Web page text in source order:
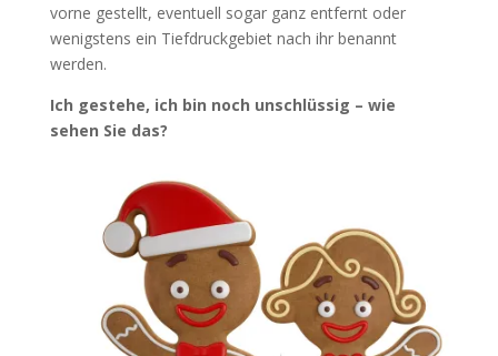
vorne gestellt, eventuell sogar ganz entfernt oder
wenigstens ein Tiefdruckgebiet nach ihr benannt
werden.
Ich gestehe, ich bin noch unschlüssig – wie
sehen Sie das?